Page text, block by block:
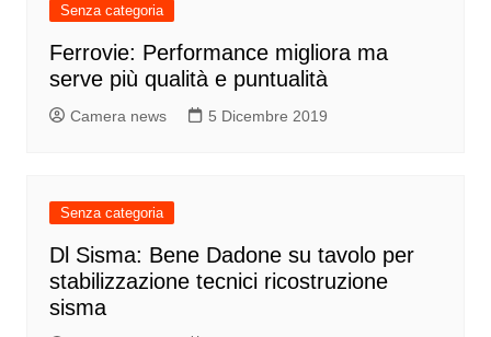
Senza categoria
Ferrovie: Performance migliora ma
serve più qualità e puntualità
Camera news 5 Dicembre 2019
Senza categoria
Dl Sisma: Bene Dadone su tavolo per
stabilizzazione tecnici ricostruzione
sisma